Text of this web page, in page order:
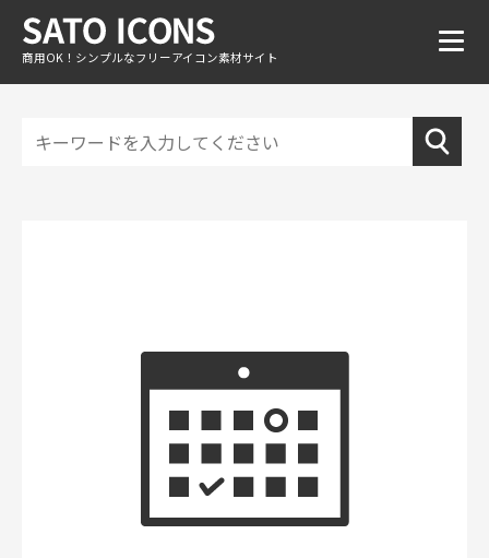
商用OK！シンプルなフリーアイコン素材サイト